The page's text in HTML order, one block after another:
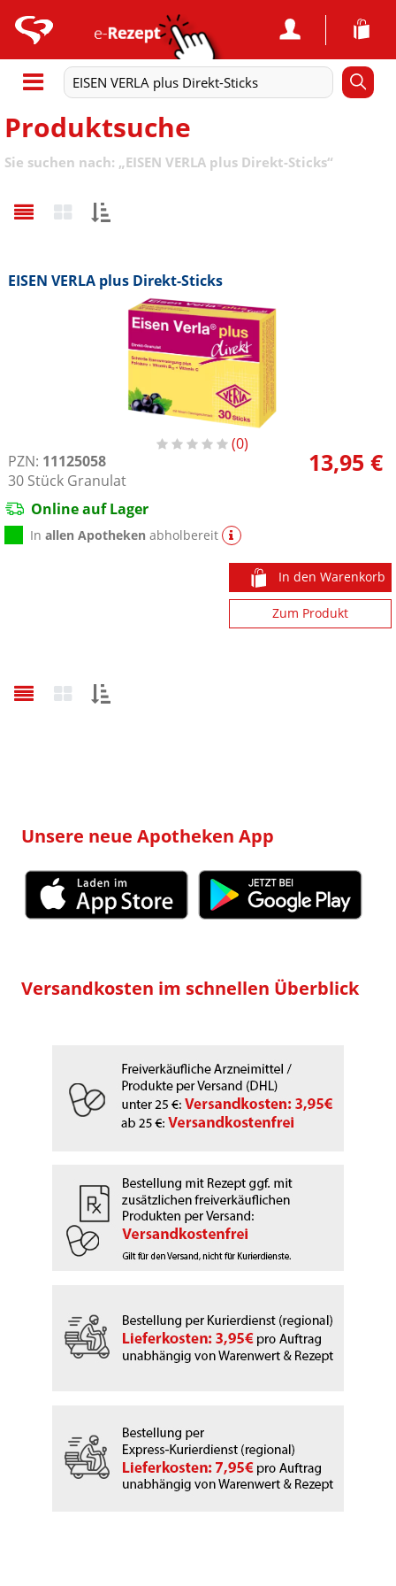
Produktsuche
Sie suchen nach: „EISEN VERLA plus Direkt-Sticks“
EISEN VERLA plus Direkt-Sticks
0
PZN: 11125058
30 Stück Granulat
13,95 €
Online auf Lager
Inallen Apotheken abholbereit
In den Warenkorb
Zum Produkt
Unsere neue Apotheken App
Versandkosten im schnellen Überblick